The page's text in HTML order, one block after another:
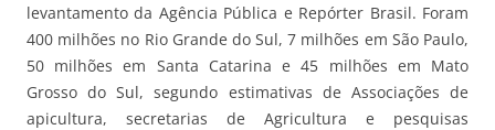
levantamento da Agência Pública e Repórter Brasil. Foram
400 milhões no Rio Grande do Sul, 7 milhões em São Paulo,
50 milhões em Santa Catarina e 45 milhões em Mato
Grosso do Sul, segundo estimativas de Associações de
apicultura, secretarias de Agricultura e pesquisas